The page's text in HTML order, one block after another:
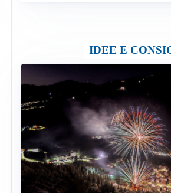
IDEE E